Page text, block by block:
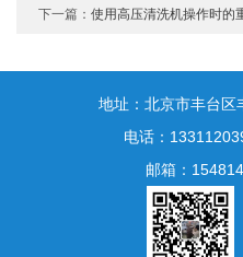
下一篇：使用高压清洗机操作时的
地址：北京市丰台区
电话：
邮箱：